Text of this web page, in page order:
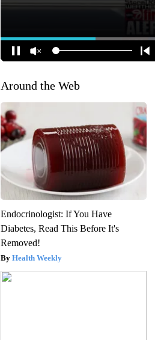
Around the Web
Endocrinologist: If You Have
Diabetes, Read This Before It's
Removed!
Health Weekly